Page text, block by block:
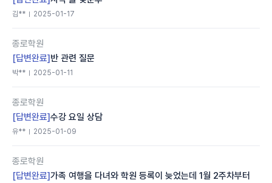
김** 2025-01-17
종로학원
[답변완료] 반 관련 질문
박** 2025-01-11
종로학원
[답변완료]수강 요일 상담
유** 2025-01-09
종로학원
[답변완료]가족 여행을 다녀와 학원 등록이 늦었는데 1월 2주차부터